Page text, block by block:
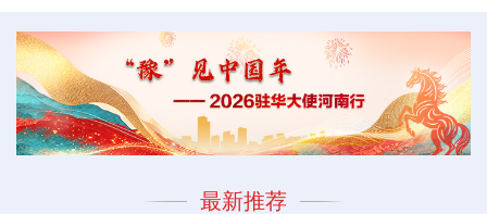
最新推荐